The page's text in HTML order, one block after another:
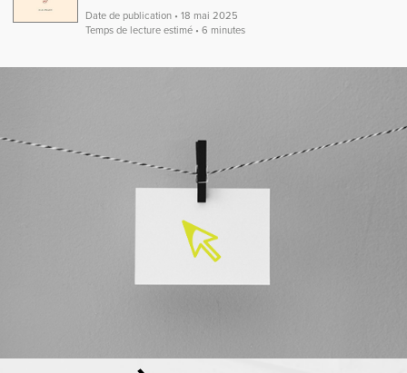
Date de publication • 18 mai 2025
Temps de lecture estimé • 6 minutes